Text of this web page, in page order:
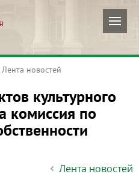
Лента новостей
культурного
комиссия по
Лента новостей